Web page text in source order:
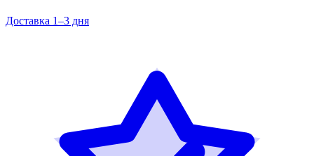
Доставка 1–3 дня